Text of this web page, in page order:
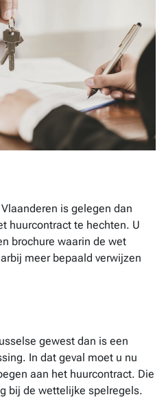
is gelegen dan
huurcontract te hechten. U
brochure waarin de wet
meer bepaald verwijzen
gewest dan is een
In dat geval moet u nu
aan het huurcontract. Die
bij de wettelijke spelregels.